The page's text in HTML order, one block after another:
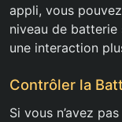
appli, vous
niveau de batterie
une interaction
Contrôler la
Si vous n’avez